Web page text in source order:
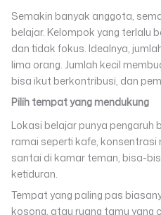
Semakin banyak anggota,
belajar. Kelompok yang terlalu
dan tidak fokus. Idealnya,
lima orang. Jumlah kecil
bisa ikut berkontribusi, dan
Pilih tempat yang mendukung
Lokasi belajar punya pengaruh
ramai seperti kafe, konsentrasi
santai di kamar teman, bisa-
ketiduran.
Tempat yang paling pas
kosong, atau ruang tamu yang